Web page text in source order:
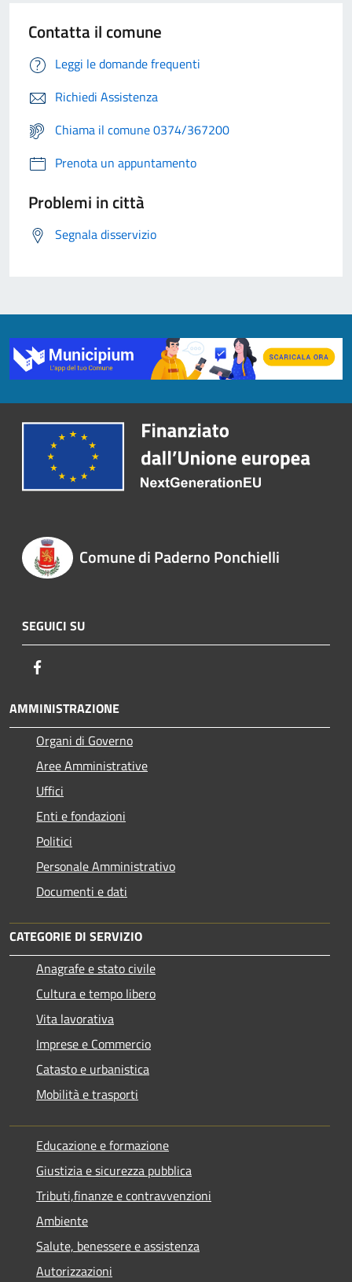
Contatta il comune
Leggi le domande frequenti
Richiedi Assistenza
Chiama il comune 0374/367200
Prenota un appuntamento
Problemi in città
Segnala disservizio
Comune di Paderno Ponchielli
SEGUICI SU
AMMINISTRAZIONE
Organi di Governo
Aree Amministrative
Uffici
Enti e fondazioni
Politici
Personale Amministrativo
Documenti e dati
CATEGORIE DI SERVIZIO
Anagrafe e stato civile
Cultura e tempo libero
Vita lavorativa
Imprese e Commercio
Catasto e urbanistica
Mobilità e trasporti
Educazione e formazione
Giustizia e sicurezza pubblica
Tributi,finanze e contravvenzioni
Ambiente
Salute, benessere e assistenza
Autorizzazioni